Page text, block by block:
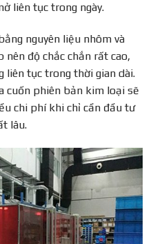
liên tục trong ngày.
nguyên liệu nhôm và
nên độ chắc chắn rất cao,
liên tục trong thời gian dài.
cuốn phiên bản kim loại sẽ
chi phí khi chỉ cần đầu tư
lâu.